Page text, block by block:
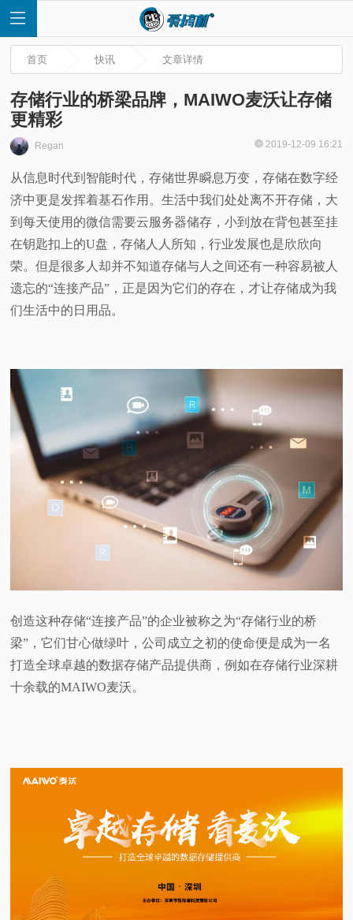
首
页
快
讯
视
频
专
首页 快讯 文章详情
存储行业的桥梁品牌，MAIWO麦沃让存储
更精彩
Regan 2019-12-09 16:21
从信息时代到智能时代，存储世界瞬息万变，存储在数字经
济中更是发挥着基石作用。生活中我们处处离不开存储，大
到每天使用的微信需要云服务器储存，小到放在背包甚至挂
在钥匙扣上的U盘，存储人人所知，行业发展也是欣欣向
荣。但是很多人却并不知道存储与人之间还有一种容易被人
遗忘的“连接产品”，正是因为它们的存在，才让存储成为我
们生活中的日用品。
创造这种存储“连接产品”的企业被称之为“存储行业的桥
梁”，它们甘心做绿叶，公司成立之初的使命便是成为一名
打造全球卓越的数据存储产品提供商，例如在存储行业深耕
十余载的MAIWO麦沃。